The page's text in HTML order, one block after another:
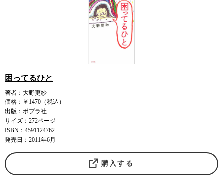
困ってるひと
著者：大野更紗
価格：￥1470（税込）
出版：ポプラ社
サイズ：272ページ
ISBN：4591124762
発売日：2011年6月
購入する